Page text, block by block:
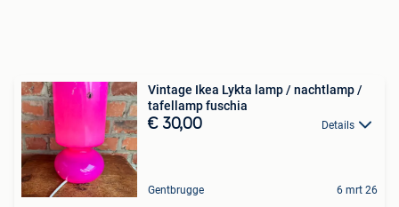
Vintage Ikea Lykta lamp / nachtlamp /
tafellamp fuschia
€ 30,00 Details
Gentbrugge 6 mrt 26